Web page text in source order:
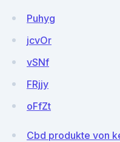
Puhyg
jcvOr
vSNf
FRjjy
oFfZt
Cbd produkte von